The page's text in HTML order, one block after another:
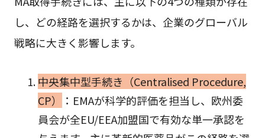
し、どの経路を選択するかは、企業のグローバル
戦略に大きく影響します。
中央集中型手続き（Centralised Procedure,
CP）
：EMAが科学的評価を担当し、欧州委
員会が全EU/EEA加盟国で有効な単一承認を